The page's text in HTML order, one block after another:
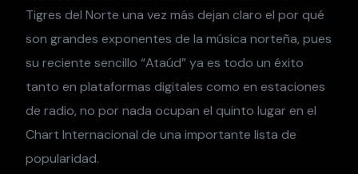
Tigres del Norte una vez más dejan claro el por qué
son grandes exponentes de la música norteña, pues
su reciente sencillo “Ataúd” ya es todo un éxito
tanto en plataformas digitales como en estaciones
de radio, no por nada ocupan el quinto lugar en el
Chart Internacional de una importante lista de
popularidad.